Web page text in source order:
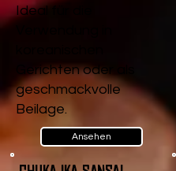
Ideal für die
Gerichten oder als
geschmackvolle
Beilage.
Ansehen